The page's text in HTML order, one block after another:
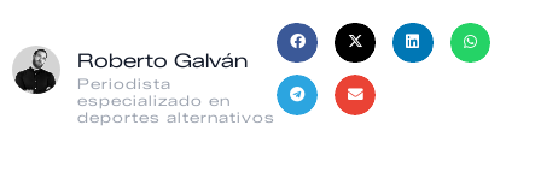
Roberto Galván
Periodista
especializado en
deportes alternativos